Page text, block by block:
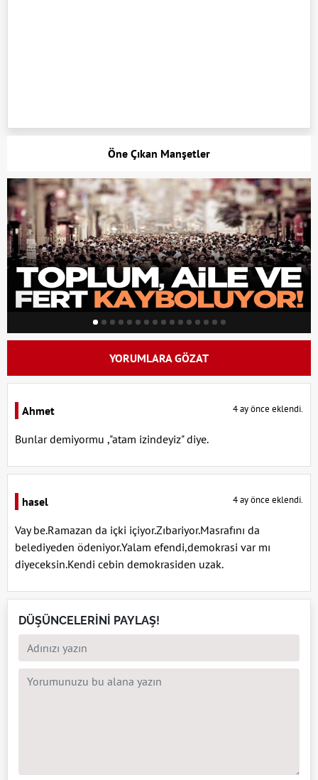
Öne Çıkan Manşetler
YORUMLARA GÖZAT
Ahmet 4 ay önce eklendi.
Bunlar demiyormu ,"atam izindeyiz" diye.
hasel 4 ay önce eklendi.
Vay be.Ramazan da içki içiyor.Zıbariyor.Masrafını da
belediyeden ödeniyor.Yalam efendi,demokrasi var mı
diyeceksin.Kendi cebin demokrasiden uzak.
DÜŞÜNCELERİNİ PAYLAŞ!